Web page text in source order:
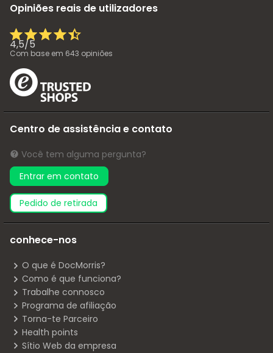
Opiniões reais de utilizadores
4,5/5
Com base em 643 opiniões
Centro de assistência e contato
Você tem alguma pergunta?
Entrar em contato
pedido de retirada
conhece-nos
O que é DocMorris?
Como é que funciona?
Trabalhe connosco
Programa de afiliação
Torna-te Parceiro
Health points
Sítio Web da empresa